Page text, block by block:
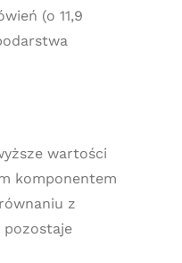
(o 11,9
wartości
komponentem
z
pozostaje